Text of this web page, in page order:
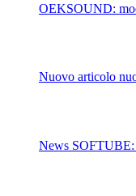
OEKSOUND:
Nuovo articolo